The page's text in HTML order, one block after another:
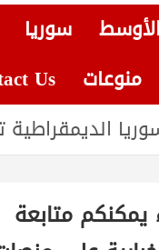
سوريا
منوعات Us
يمكنكم متابعة